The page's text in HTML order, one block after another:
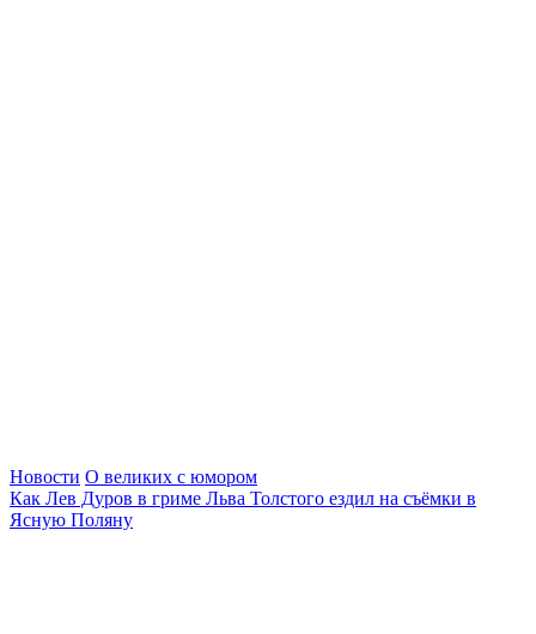
Новости О великих с юмором
Как Лев Дуров в гриме Льва Толстого ездил на съёмки в
Ясную Поляну